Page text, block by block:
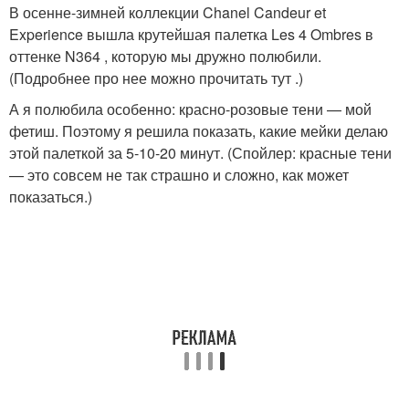
В осенне-зимней коллекции Chanel Candeur et
Experience вышла крутейшая палетка Les 4 Ombres в
оттенке N364 , которую мы дружно полюбили.
(Подробнее про нее можно прочитать тут .)
А я полюбила особенно: красно-розовые тени — мой
фетиш. Поэтому я решила показать, какие мейки делаю
этой палеткой за 5-10-20 минут. (Спойлер: красные тени
— это совсем не так страшно и сложно, как может
показаться.)